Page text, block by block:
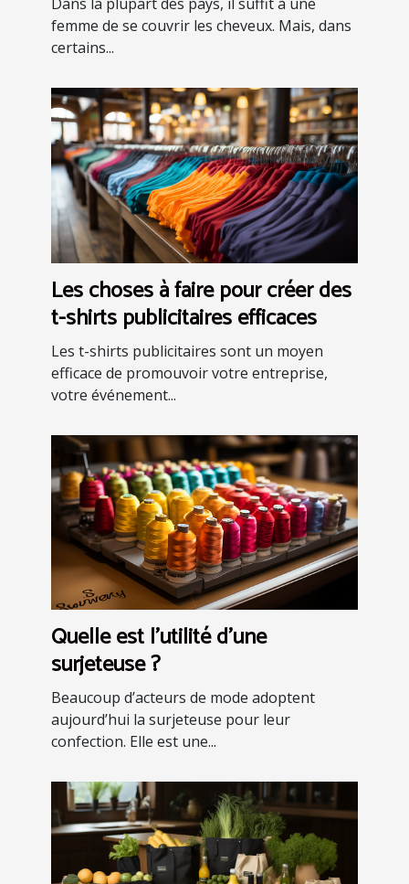
monde ?
femme de se couvrir les cheveux. Mais, dans
certains...
Les choses à faire pour créer des
t-shirts publicitaires efficaces
Les t-shirts publicitaires sont un moyen
efficace de promouvoir votre entreprise,
votre événement...
Quelle est l’utilité d’une
surjeteuse ?
Beaucoup d’acteurs de mode adoptent
aujourd’hui la surjeteuse pour leur
confection. Elle est une...